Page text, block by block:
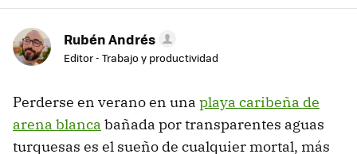
Rubén Andrés
Editor - Trabajo y productividad
Perderse en verano en una playa caribeña de
arena blanca bañada por transparentes aguas
turquesas es el sueño de cualquier mortal, más